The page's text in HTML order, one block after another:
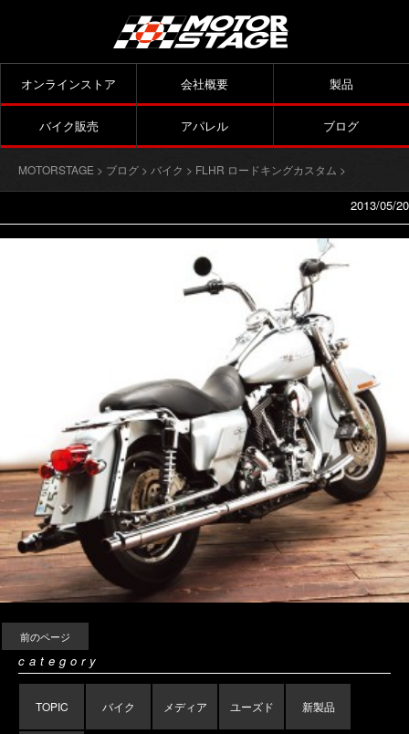
オンラインストア 会社概要 製品
バイク販売 アパレル ブログ
MOTORSTAGE > ブログ > バイク > FLHR ロードキングカスタム >
2013/05/20
前のページ
category
TOPIC バイク メディア ユーズド 新製品